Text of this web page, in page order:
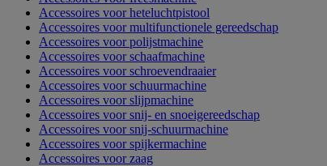
Accessoires voor heteluchtpistool
Accessoires voor multifunctionele gereedschap
Accessoires voor polijstmachine
Accessoires voor schaafmachine
Accessoires voor schroevendraaier
Accessoires voor schuurmachine
Accessoires voor slijpmachine
Accessoires voor snij- en snoeigereedschap
Accessoires voor snij-schuurmachine
Accessoires voor spijkermachine
Accessoires voor zaag